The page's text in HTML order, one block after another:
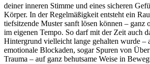
deiner inneren Stimme und eines sicheren
Körper. In der Regelmäßigkeit entsteht ein
tiefsitzende Muster sanft lösen können – ganz
im eigenen Tempo. So darf mit der Zeit auch
Hintergrund vielleicht lange gehalten wurde –
emotionale Blockaden, sogar Spuren von
Trauma – auf ganz behutsame Weise in